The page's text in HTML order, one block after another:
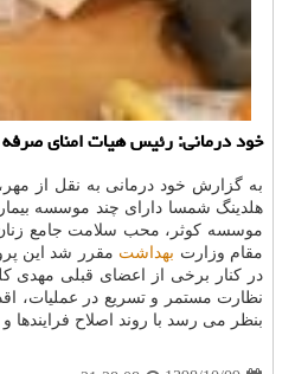
خود درمانی: رئیس هیات امنای صرفه
به گزارش خود درمانی به نقل از
هلدینگ شمسا دارای چند موسسه
موسسه كوثر، محب سلامت جامع
مقام وزارت بهداشت مقرر شد این
در كنار برخی از اعضای قبلی مهدی
نظارت مستمر و تسریع در عملیات،
بنظر می رسد با روند اصلاح فرایندها و اساسنامه ها نهایتاً ۴